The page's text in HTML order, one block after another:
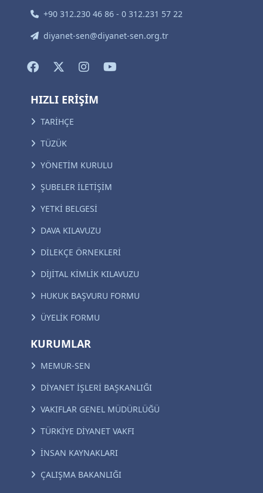
+90 312.230 46 86 - 0 312.231 57 22
diyanet-sen@diyanet-sen.org.tr
HIZLI ERİŞİM
TARİHÇE
TÜZÜK
YÖNETİM KURULU
ŞUBELER İLETİŞİM
YETKİ BELGESİ
DAVA KILAVUZU
DİLEKÇE ÖRNEKLERİ
DİJİTAL KİMLİK KILAVUZU
HUKUK BAŞVURU FORMU
ÜYELİK FORMU
KURUMLAR
MEMUR-SEN
DİYANET İŞLERİ BAŞKANLIĞI
VAKIFLAR GENEL MÜDÜRLÜĞÜ
TÜRKİYE DİYANET VAKFI
İNSAN KAYNAKLARI
ÇALIŞMA BAKANLIĞI